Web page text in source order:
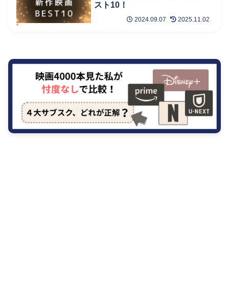
スト10！
2024.09.07 2025.11.02